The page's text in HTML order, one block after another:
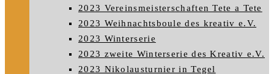
2023 Vereinsmeisterschaften Tete a Tete
2023 Weihnachtsboule des kreativ e.V.
2023 Winterserie
2023 zweite Winterserie des Kreativ e.V.
2023 Nikolausturnier in Tegel